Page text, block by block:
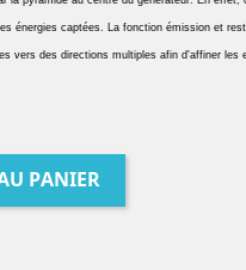
énergies captées. La fonction émission et
vers des directions multiples afin d'affiner les
PANIER